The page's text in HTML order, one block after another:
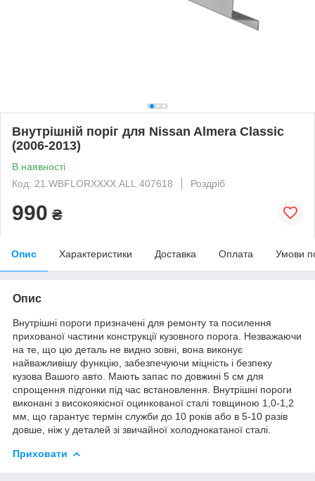
Внутрішній поріг для Nissan Almera Classic
(2006-2013)
В наявності
Код: 21.WBFLORXXXX.ALL.407618
Роздріб
990 ₴
Опис Характеристики Доставка Оплата Умови
Опис
Внутрішні пороги призначені для ремонту та посилення
прихованої частини конструкції кузовного порога. Незважаючи
на те, що цю деталь не видно зовні, вона виконує
найважливішу функцію, забезпечуючи міцність і безпеку
кузова Вашого авто. Мають запас по довжині 5 см для
спрощення підгонки під час встановлення. Внутрішні пороги
виконані з високоякісної оцинкованої сталі товщиною 1,0-1,2
мм, що гарантує термін служби до 10 років або в 5-10 разів
довше, ніж у деталей зі звичайної холоднокатаної сталі.
Приховати